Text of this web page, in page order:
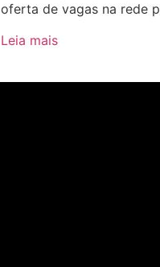
oferta de vagas na rede
Leia mais